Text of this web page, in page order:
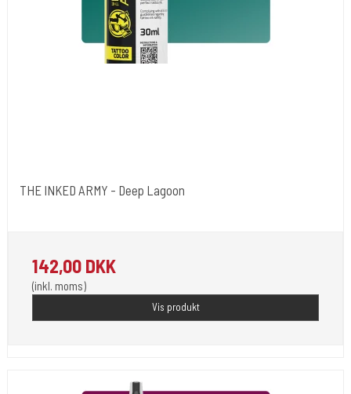
THE INKED ARMY - Deep Lagoon
142,00 DKK
(inkl. moms)
Vis produkt